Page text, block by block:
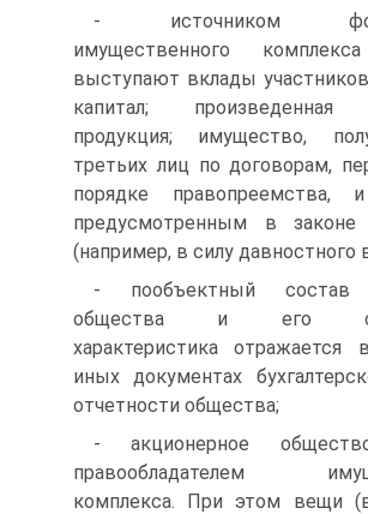
- источником
имущественного
выступают вклады
капитал; произведенная
продукция; имуще­ство,
третьих лиц по договорам,
порядке
предусмотренным в законе
(например, в силу давностного
- пообъектный состав
общества и его
характеристика от­ражается
иных документах
отчетности общества;
- акционерное
правообладателем
комплекса. При этом вещи